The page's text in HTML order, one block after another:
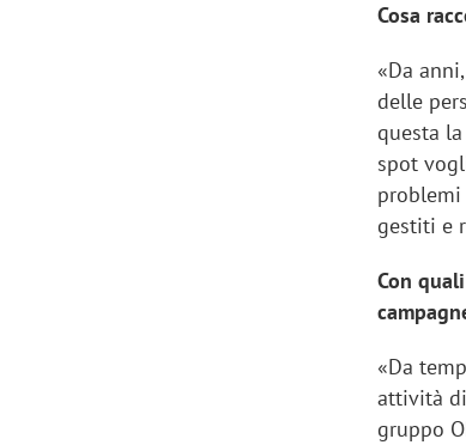
Cosa
«Da
delle
questa
spot
problemi
gestiti e
Con
«Da
attività
gruppo